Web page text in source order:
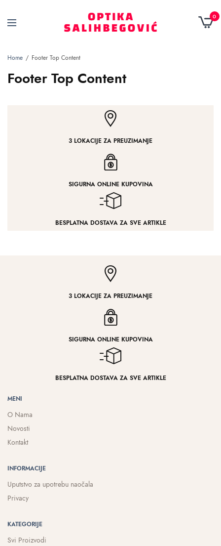
0
Home Footer Top Content
Footer Top Content
3 LOKACIJE ZA PREUZIMANJE
SIGURNA ONLINE KUPOVINA
BESPLATNA DOSTAVA ZA SVE ARTIKLE
3 LOKACIJE ZA PREUZIMANJE
SIGURNA ONLINE KUPOVINA
BESPLATNA DOSTAVA ZA SVE ARTIKLE
MENI
O Nama
Novosti
Kontakt
INFORMACIJE
Uputstvo za upotrebu naočala
Privacy
KATEGORIJE
Svi Proizvodi